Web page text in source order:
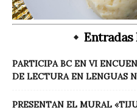
Entradas
PARTICIPA BC EN VI
DE LECTURA EN LENGUAS
PRESENTAN EL MURAL